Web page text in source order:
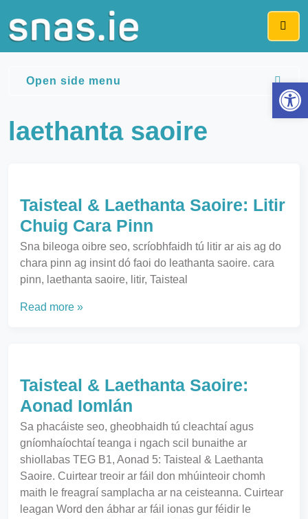
laethanta saoire
Taisteal & Laethanta Saoire: Litir
Chuig Cara Pinn
Sna bileoga oibre seo, scríobhfaidh tú litir ar ais ag do
chara pinn ag insint dó faoi do leathanta saoire. cara
pinn, laethanta saoire, litir, Taisteal
Read more »
Taisteal & Laethanta Saoire:
Aonad Iomlán
Sa phacáiste seo, gheobhaidh tú cleachtaí agus
gníomhaíochtaí teanga i ngach scil bunaithe ar
shiollabas TEG B1, Aonad 5: Taisteal & Laethanta
Saoire. Cuirtear treoir ar fáil don mhúinteoir chomh
maith le freagraí samplacha ar na ceisteanna. Cuirtear
leagan Word den ábhar ar fáil ionas gur féidir le
Open side menu